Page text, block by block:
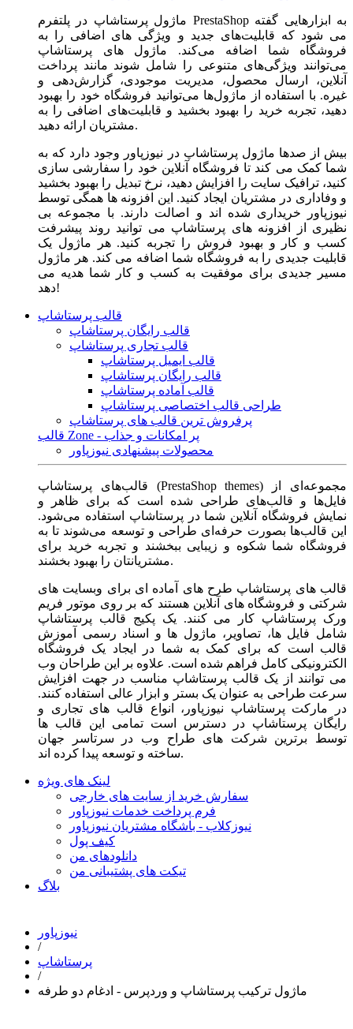
ماژول‌ پرستاشاپ در پلتفرم PrestaShop به ابزارهایی گفته
می شود که قابلیت‌های جدید و ویژگی های اضافی را به
فروشگاه شما اضافه می‌کند. ماژول های پرستاشاپ
می‌توانند ویژگی‌های متنوعی را شامل شوند مانند پرداخت
آنلاین، ارسال محصول، مدیریت موجودی، گزارش‌دهی و
غیره. با استفاده از ماژول‌ها می‌توانید فروشگاه خود را بهبود
دهید، تجربه خرید را بهبود بخشید و قابلیت‌های اضافی را به
مشتریان ارائه دهید.
بیش از صدها ماژول پرستاشاپ در نیوزپاور وجود دارد که به
شما کمک می کند تا فروشگاه آنلاین خود را سفارشی سازی
کنید، ترافیک سایت را افزایش دهید، نرخ تبدیل را بهبود بخشید
و وفاداری در مشتریان ایجاد کنید. این افزونه ها همگی توسط
نیوزپاور خریداری شده اند و اصالت دارند. با مجموعه بی
نظیری از افزونه های پرستاشاپ می توانید روند پیشرفت
کسب و کار و بهبود فروش را تجربه کنید. هر ماژول یک
قابلیت جدیدی را به فروشگاه شما اضافه می کند. هر ماژول
مسیر جدیدی برای موفقیت به کسب و کار شما هدیه می
دهد!
قالب پرستاشاپ
قالب رایگان پرستاشاپ
قالب تجاری پرستاشاپ
قالب ایمیل پرستاشاپ
قالب رایگان پرستاشاپ
قالب آماده پرستاشاپ
طراحی قالب اختصاصی پرستاشاپ
پرفروش ترین قالب های پرستاشاپ
قالب Zone - پر امکانات و جذاب
محصولات پیشنهادی نیوزپاور
قالب‌های پرستاشاپ (PrestaShop themes) مجموعه‌ای از
فایل‌ها و قالب‌های طراحی شده است که برای ظاهر و
نمایش فروشگاه آنلاین شما در پرستاشاپ استفاده می‌شود.
این قالب‌ها بصورت حرفه‌ای طراحی و توسعه می‌شوند تا به
فروشگاه شما شکوه و زیبایی ببخشند و تجربه خرید برای
مشتریانتان را بهبود بخشند.
قالب های پرستاشاپ طرح های آماده ای برای وبسایت های
شرکتی و فروشگاه های آنلاین هستند که بر روی موتور فریم
ورک پرستاشاپ کار می کنند. یک پکیج قالب پرستاشاپ
شامل فایل ها، تصاویر، ماژول ها و اسناد رسمی آموزش
قالب است که برای کمک به شما در ایجاد یک فروشگاه
الکترونیکی کامل فراهم شده است. علاوه بر این طراحان وب
می توانند از یک قالب پرستاشاپ مناسب در جهت افزایش
سرعت طراحی به عنوان یک بستر و ابزار عالی استفاده کنند.
در مارکت پرستاشاپ نیوزپاور، انواع قالب های تجاری و
رایگان پرستاشاپ در دسترس است تمامی این قالب ها
توسط برترین شرکت های طراح وب در سرتاسر جهان
ساخته و توسعه پیدا کرده اند.
لینک های ویژه
سفارش خرید از سایت های خارجی
فرم پرداخت خدمات نیوزپاور
نیوزکلاب - باشگاه مشتریان نیوزپاور
کیف پول
دانلودهای من
تیکت های پشتیبانی من
بلاگ
نیوزپاور
/
پرستاشاپ
/
ماژول ترکیب پرستاشاپ و وردپرس - ادغام دو طرفه